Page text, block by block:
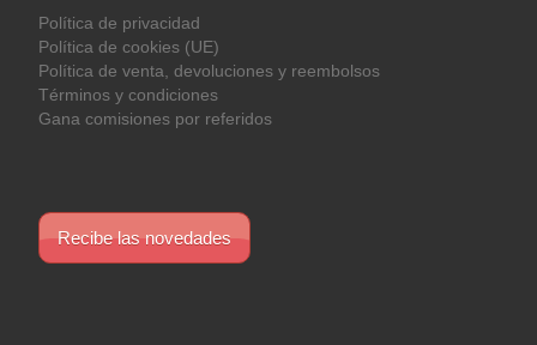
Política de privacidad
Política de cookies (UE)
Política de venta, devoluciones y reembolsos
Términos y condiciones
Gana comisiones por referidos
Recibe las novedades